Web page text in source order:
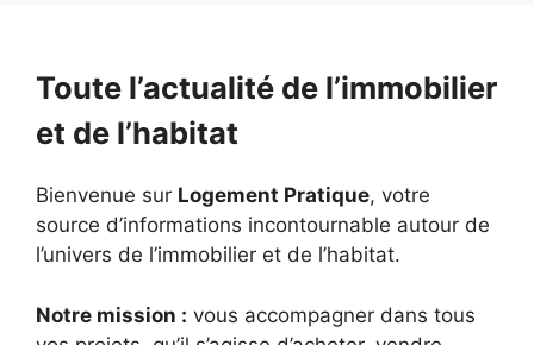
Toute l’actualité de l’immobilier
et de l’habitat
Bienvenue sur Logement Pratique, votre
source d’informations incontournable autour de
l’univers de l’immobilier et de l’habitat.
Notre mission : vous accompagner dans tous